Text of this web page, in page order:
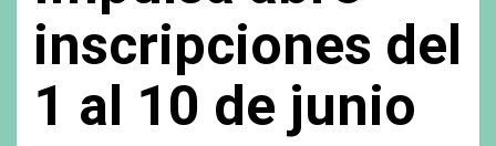
inscripciones del
1 al 10 de junio